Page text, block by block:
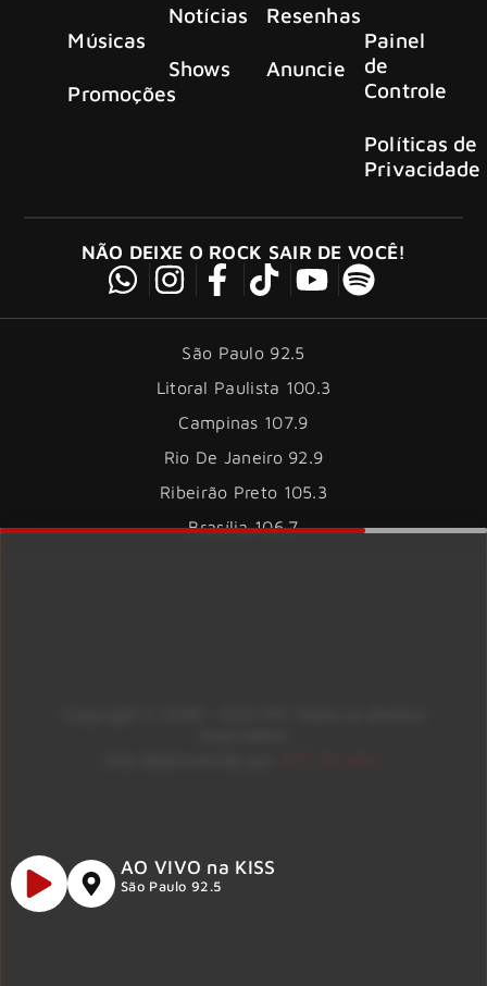
Músicas
Promoções
Notícias
Shows
Resenhas
Anuncie
Painel
de
Controle
Políticas de
Privacidade
NÃO DEIXE O ROCK SAIR DE VOCÊ!
São Paulo 92.5
Litoral Paulista 100.3
Campinas 107.9
Rio De Janeiro 92.9
Ribeirão Preto 105.3
Brasília 106.7
AO VIVO na KISS
São Paulo 92.5